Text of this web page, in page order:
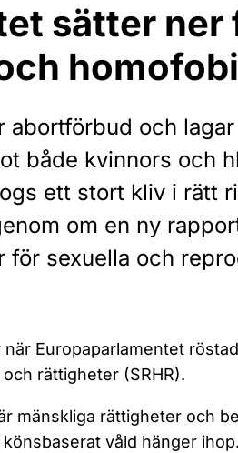
sätter
homofobi
abortförbud och
både kvinnors och
ett stort kliv i rätt
om en ny
för sexuella och
Europaparlamentet
rättigheter (SRHR).
mänskliga rättigheter och
våld hänger